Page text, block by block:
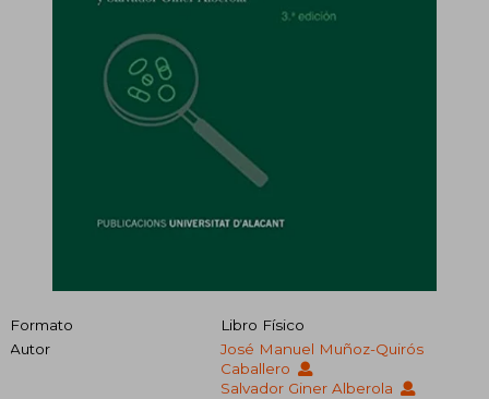
Formato
Libro Físico
Autor
José Manuel Muñoz-Quirós
Caballero
Salvador Giner Alberola